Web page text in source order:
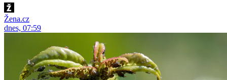
Žena.cz
dnes, 07:59